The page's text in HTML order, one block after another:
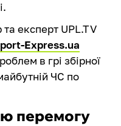
експерт UPL.TV
Express.ua
в грі збірної
ЧС по
перемогу